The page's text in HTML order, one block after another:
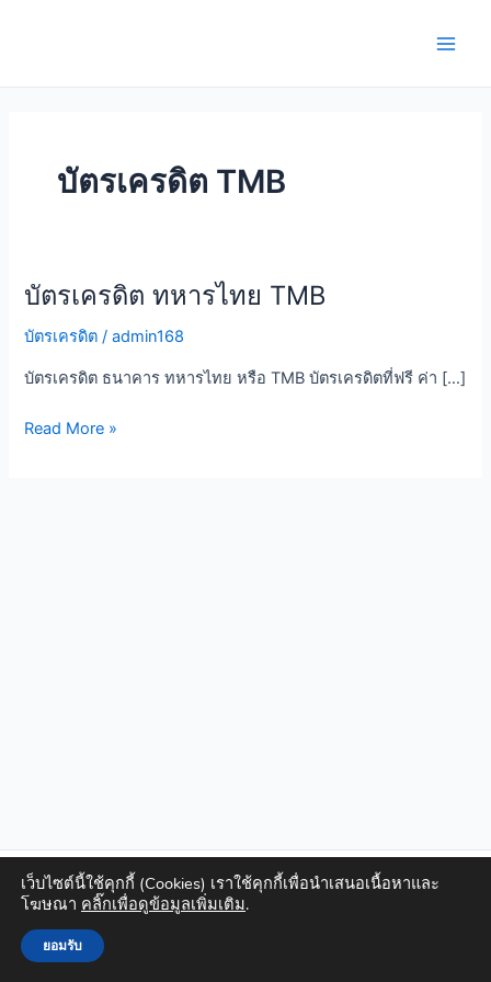
บัตรเครดิต TMB
บัตรเครดิต ทหารไทย TMB
บัตรเครดิต /admin168
บัตรเครดิต ธนาคาร ทหารไทย หรือ TMB บัตรเครดิตที่ฟรี ค่า […]
บัตร
ทหารไทย
TMB
Read More »
Copyright © 2026 | Powered byAstra WordPress Theme
เว็บไซต์นี้ใช้คุกกี้ (Cookies) เราใช้คุกกี้เพื่อนำเสนอเนื้อหาและ
โฆษณา คลิ๊กเพื่อดูข้อมูลเพิ่มเติม.
ยอมรับ